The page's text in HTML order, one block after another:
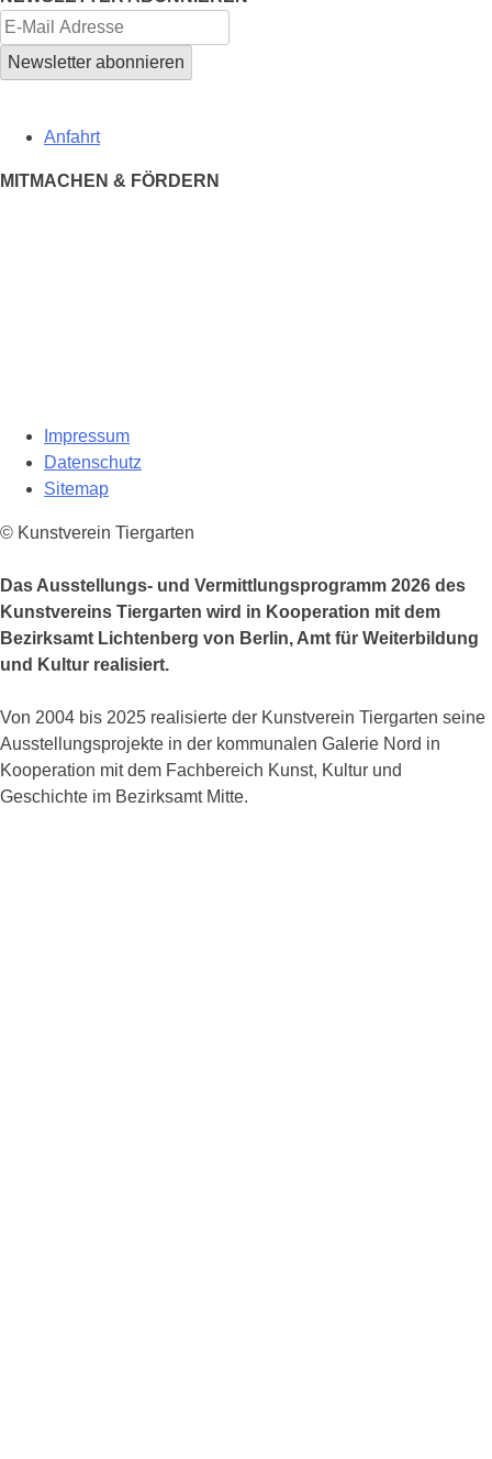
Anfahrt
MITMACHEN & FÖRDERN
Impressum
Datenschutz
Sitemap
© Kunstverein Tiergarten
Das Ausstellungs- und Vermittlungsprogramm 2026 des
Kunstvereins Tiergarten wird in Kooperation mit dem
Bezirksamt Lichtenberg von Berlin, Amt für Weiterbildung
und Kultur realisiert.
Von 2004 bis 2025 realisierte der Kunstverein Tiergarten seine
Ausstellungsprojekte in der kommunalen Galerie Nord in
Kooperation mit dem Fachbereich Kunst, Kultur und
Geschichte im Bezirksamt Mitte.